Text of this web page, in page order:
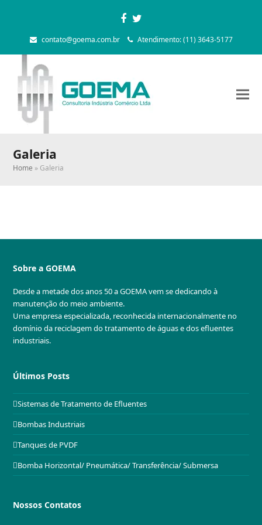
Facebook
Twitter
contato@goema.com.br Atendimento: (11) 3643-5177
Galeria
Home » Galeria
Sobre a GOEMA
Desde a metade dos anos 50 a GOEMA vem se dedicando à
manutenção do meio ambiente.
Uma empresa especializada, reconhecida internacionalmente no
domínio da reciclagem do tratamento de águas e dos efluentes
industriais.
Últimos Posts
Sistemas de Tratamento de Efluentes
Bombas Industriais
Tanques de PVDF
Bomba Horizontal/ Pneumática/ Transferência/ Submersa
Nossos Contatos